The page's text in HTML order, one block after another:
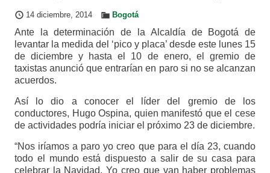
14 diciembre, 2014 Bogotá
Ante la determinación de la Alcaldía de Bogotá de
levantar la medida del ‘pico y placa’ desde este lunes 15
de diciembre y hasta el 10 de enero, el gremio de
taxistas anunció que entrarían en paro si no se alcanzan
acuerdos.
Así lo dio a conocer el líder del gremio de los
conductores, Hugo Ospina, quien manifestó que el cese
de actividades podría iniciar el próximo 23 de diciembre.
“Nos iríamos a paro yo creo que para el día 23, cuando
todo el mundo está dispuesto a salir de su casa para
celebrar la Navidad. Yo creo que van haber problemas